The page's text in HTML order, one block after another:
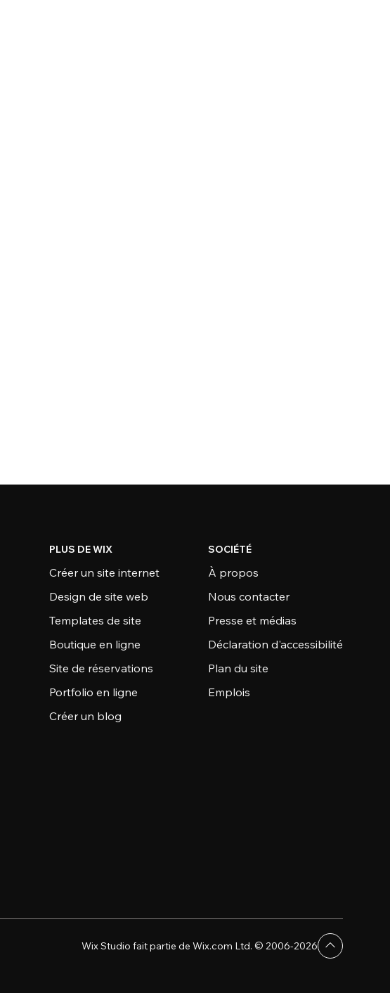
PLUS DE WIX
Créer un site internet
Design de site web
Templates de site
Boutique en ligne
Site de réservations
Portfolio en ligne
Créer un blog
SOCIÉTÉ
À propos
Nous contacter
Presse et médias
Déclaration d'accessibilité
Plan du site
Emplois
Wix Studio fait partie de Wix.com Ltd. © 2006-2026